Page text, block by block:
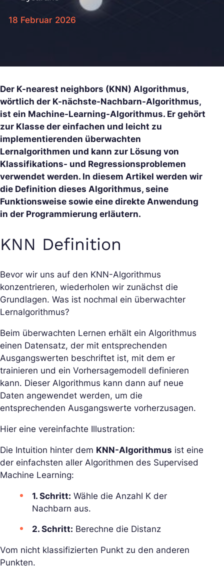
18 Februar 2026
Der K-nearest neighbors (KNN) Algorithmus,
wörtlich der K-nächste-Nachbarn-Algorithmus,
ist ein Machine-Learning-Algorithmus. Er gehört
zur Klasse der einfachen und leicht zu
implementierenden überwachten
Lernalgorithmen und kann zur Lösung von
Klassifikations- und Regressionsproblemen
verwendet werden. In diesem Artikel werden wir
die Definition dieses Algorithmus, seine
Funktionsweise sowie eine direkte Anwendung
in der Programmierung erläutern.
KNN Definition
Bevor wir uns auf den KNN-Algorithmus
konzentrieren, wiederholen wir zunächst die
Grundlagen. Was ist nochmal ein überwachter
Lernalgorithmus?
Beim überwachten Lernen erhält ein Algorithmus
einen Datensatz, der mit entsprechenden
Ausgangswerten beschriftet ist, mit dem er
trainieren und ein Vorhersagemodell definieren
kann. Dieser Algorithmus kann dann auf neue
Daten angewendet werden, um die
entsprechenden Ausgangswerte vorherzusagen.
Hier eine vereinfachte Illustration:
Die Intuition hinter dem KNN-Algorithmus ist eine
der einfachsten aller Algorithmen des Supervised
Machine Learning:
1. Schritt: Wähle die Anzahl K der
Nachbarn aus.
2. Schritt: Berechne die Distanz
Vom nicht klassifizierten Punkt zu den anderen
Punkten.